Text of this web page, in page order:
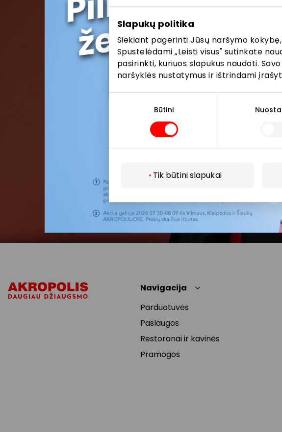
Slapukų politika
Siekiant pagerinti Jūsų naršymo
Spustelėdami „Leisti visus" sutinkate
pasirinkti, kuriuos slapukus naudoti.
naršyklės nustatymus ir ištrindami
Būtini
Tik būtini slapukai
UAB
siuntimo
atšaukti,
Navigacija
Parduotuvės
Paslaugos
Restoranai ir kavinės
Pramogos